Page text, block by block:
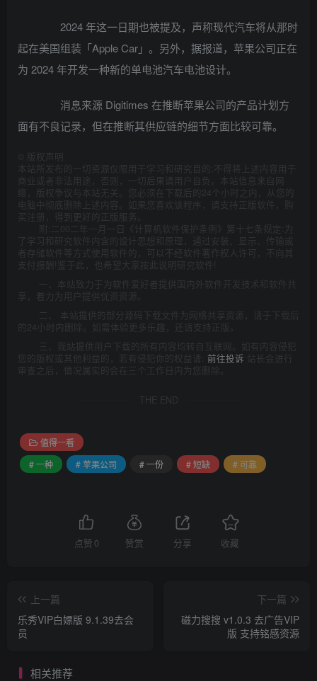
2024 年这一日期也被提及，声称现代汽车将从那时
起在美国组装「Apple Car」。另外，据报道，苹果公司正在
为 2024 年开发一种新的单电池汽车电池设计。
消息来源 Digitimes 在推断苹果公司的产品计划方
面有不良记录，但在推断其供应链的细节方面比较可靠。
版权声明
本站所发布的一切资源仅限用于学习和研究目的;不得将上述内容用于
商业或者非法用途，否则，一切后果请用户自负。本站信息来自网
络，版权争议与本站无关。您必须在下载后的24个小时之内，从您的
电脑中彻底删除上述内容。如果您喜欢该程序，请支持正版软件，购
买注册，得到更好的正版服务。
附:二00二年一月一日《计算机软件保护条例》第十七条规定:为
了学习和研究软件内含的设计思想和原理，通过安装、显示、传输或
者存储软件等方式使用软件的，可以不经软件著作权人许可，不向其
支付报酬!鉴于此，也希望大家按此说明研究软件!
一、本站致力于为软件爱好者提供国内外软件开发技术和软件共
享，着力为用户提供优资资源。
二、 本站提供的部分源码下载文件为网络共享资源，请于下载后
的24小时内删除。如需体验更多乐趣，还请支持正版。
三、我站提供用户下载的所有内容均转自互联网。如有内容侵犯
您的版权或其他利益的，若有侵犯你的权益请: 前往投诉 站长会进行
审查之后，情况属实的会在三个工作日内为您删除。
THE END
值得一看
# 一种
# 苹果公司 # 一份 # 短缺 # 可靠
点赞 0 赞赏 分享 收藏
上一篇
乐秀VIP白嫖版 9.1.39去会
员
下一篇
磁力搜搜 v1.0.3 去广告VIP
版 支持铭感资源
相关推荐